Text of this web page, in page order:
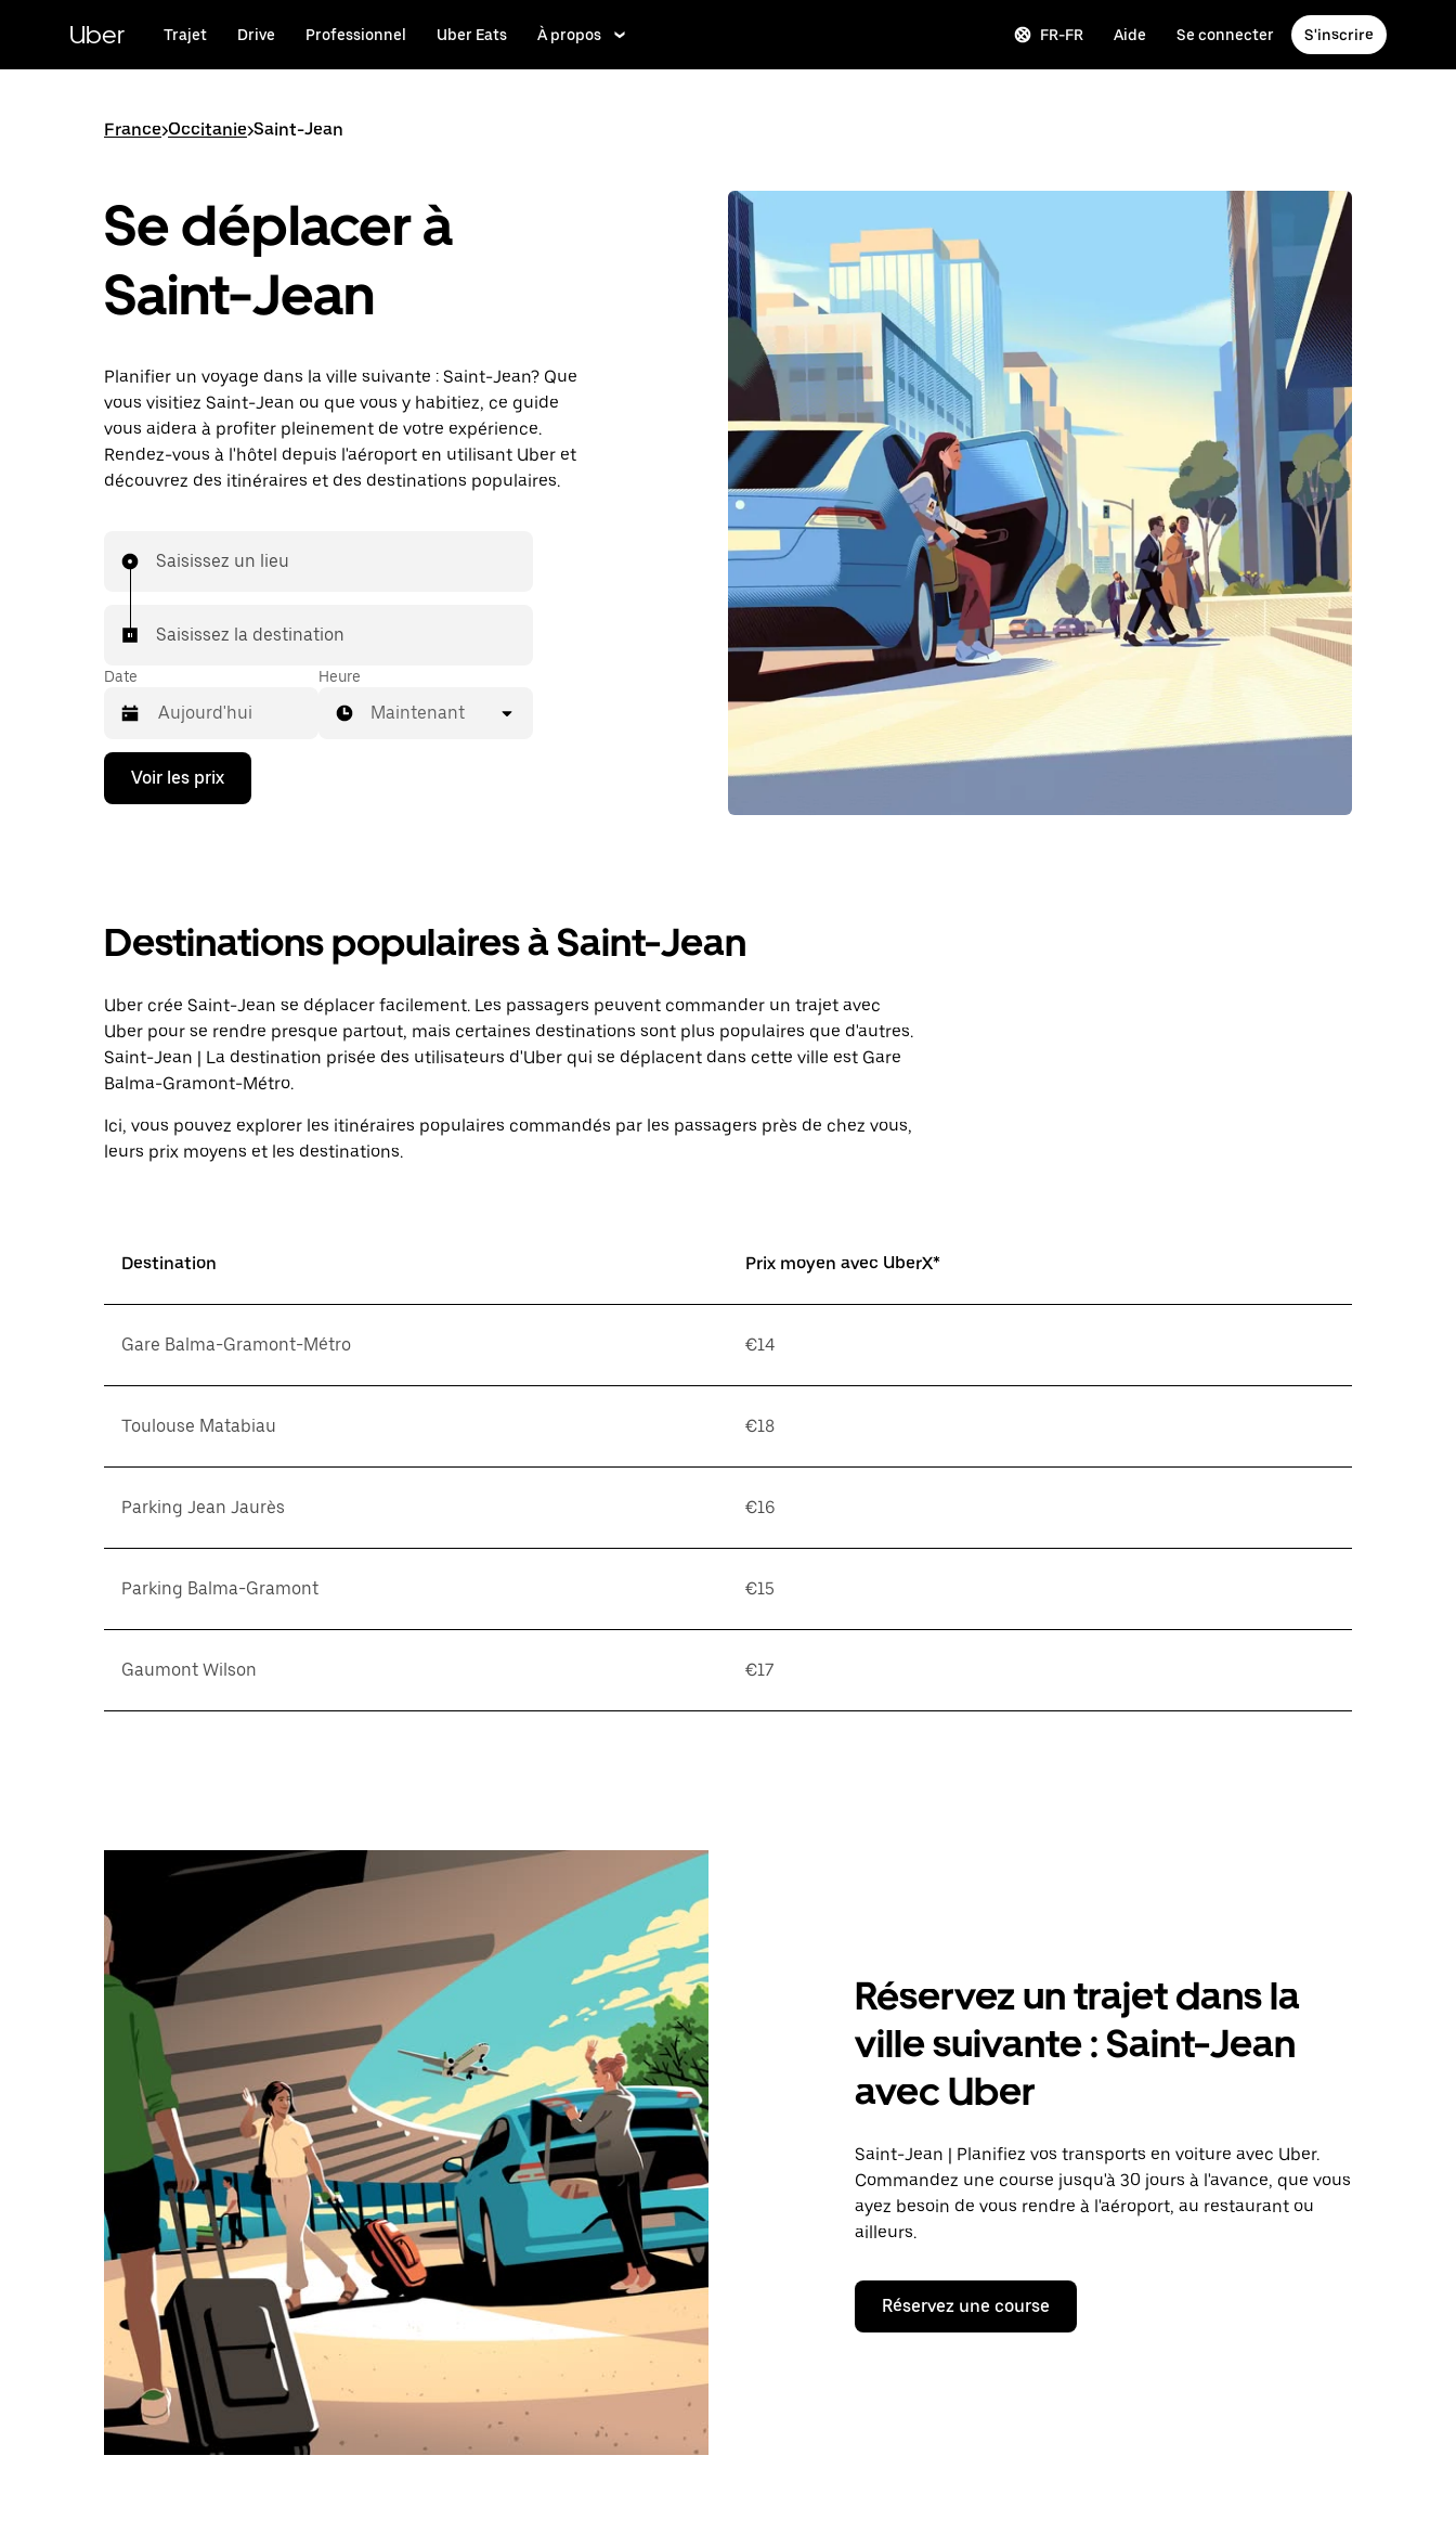
principal
Uber Trajet Drive Professionnel Uber Eats À propos FR-FR Aide Se connecter S'inscrire
France>Occitanie>Saint-Jean
Se déplacer à
Saint-Jean
Planifier un voyage dans la ville suivante : Saint-Jean? Que
vous visitiez Saint-Jean ou que vous y habitiez, ce guide
vous aidera à profiter pleinement de votre expérience.
Rendez-vous à l'hôtel depuis l'aéroport en utilisant Uber et
découvrez des itinéraires et des destinations populaires.
Saisissez un lieu
Saisissez la destination
Date
Appuyez
la
calendrier
sélectionner
date.
Appuyez
sur
touche
Échap
pour
Heure
Maintenant
Voir les prix
Destinations populaires à Saint-Jean
Uber crée Saint-Jean se déplacer facilement. Les passagers peuvent commander un trajet avec
Uber pour se rendre presque partout, mais certaines destinations sont plus populaires que d'autres.
Saint-Jean | La destination prisée des utilisateurs d'Uber qui se déplacent dans cette ville est Gare
Balma-Gramont-Métro.
Ici, vous pouvez explorer les itinéraires populaires commandés par les passagers près de chez vous,
leurs prix moyens et les destinations.
Destination Prix moyen avec UberX*
Gare Balma-Gramont-Métro €14
Toulouse Matabiau €18
Parking Jean Jaurès €16
Parking Balma-Gramont €15
Gaumont Wilson €17
Réservez un trajet dans la
ville suivante : Saint-Jean
avec Uber
Saint-Jean | Planifiez vos transports en voiture avec Uber.
Commandez une course jusqu'à 30 jours à l'avance, que vous
ayez besoin de vous rendre à l'aéroport, au restaurant ou
ailleurs.
Réservez une course